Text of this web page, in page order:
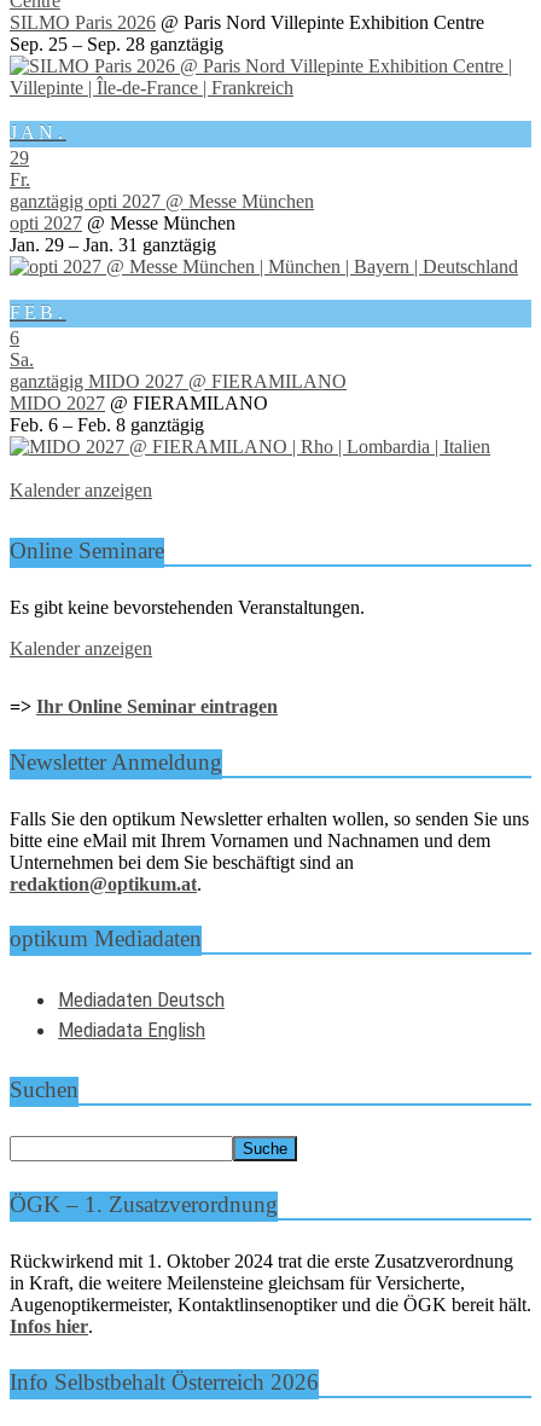
SILMO Paris 2026 @ Paris Nord Villepinte Exhibition Centre
Sep. 25 – Sep. 28 ganztägig
JAN.
29
Fr.
ganztägig opti 2027 @ Messe München
opti 2027 @ Messe München
Jan. 29 – Jan. 31 ganztägig
FEB.
6
Sa.
ganztägig MIDO 2027 @ FIERAMILANO
MIDO 2027 @ FIERAMILANO
Feb. 6 – Feb. 8 ganztägig
Kalender anzeigen
Online Seminare
Es gibt keine bevorstehenden Veranstaltungen.
Kalender anzeigen
=> Ihr Online Seminar eintragen
Newsletter Anmeldung
Falls Sie den optikum Newsletter erhalten wollen, so senden Sie uns
bitte eine eMail mit Ihrem Vornamen und Nachnamen und dem
Unternehmen bei dem Sie beschäftigt sind an
redaktion@optikum.at.
optikum Mediadaten
Mediadaten Deutsch
Mediadata English
Suchen
ÖGK – 1. Zusatzverordnung
Rückwirkend mit 1. Oktober 2024 trat die erste Zusatzverordnung
in Kraft, die weitere Meilensteine gleichsam für Versicherte,
Augenoptikermeister, Kontaktlinsenoptiker und die ÖGK bereit hält.
Infos hier.
Info Selbstbehalt Österreich 2026